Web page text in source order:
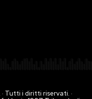
Tutti i diritti riservati. ·